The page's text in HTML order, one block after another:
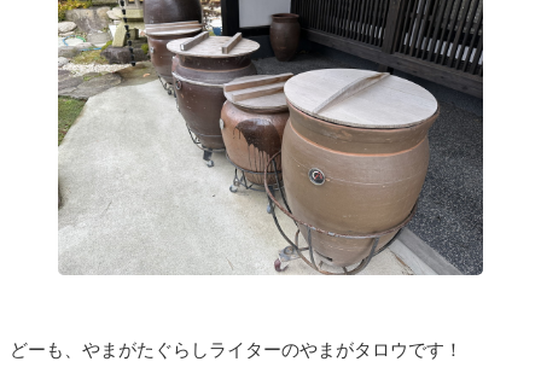
どーも、やまがたぐらしライターのやまがタロウです！